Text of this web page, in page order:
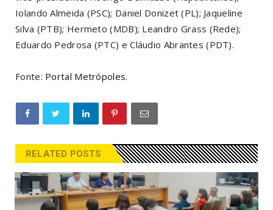
Iolando Almeida (PSC); Daniel Donizet (PL); Jaqueline
Silva (PTB); Hermeto (MDB); Leandro Grass (Rede);
Eduardo Pedrosa (PTC) e Cláudio Abrantes (PDT).
Fonte: Portal Metrópoles.
RELATED POSTS